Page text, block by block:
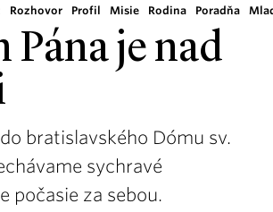
Rozhovor Profil Misie Rodina Poradňa
Pána je nad
bratislavského Dómu sv.
sychravé
počasie za sebou.